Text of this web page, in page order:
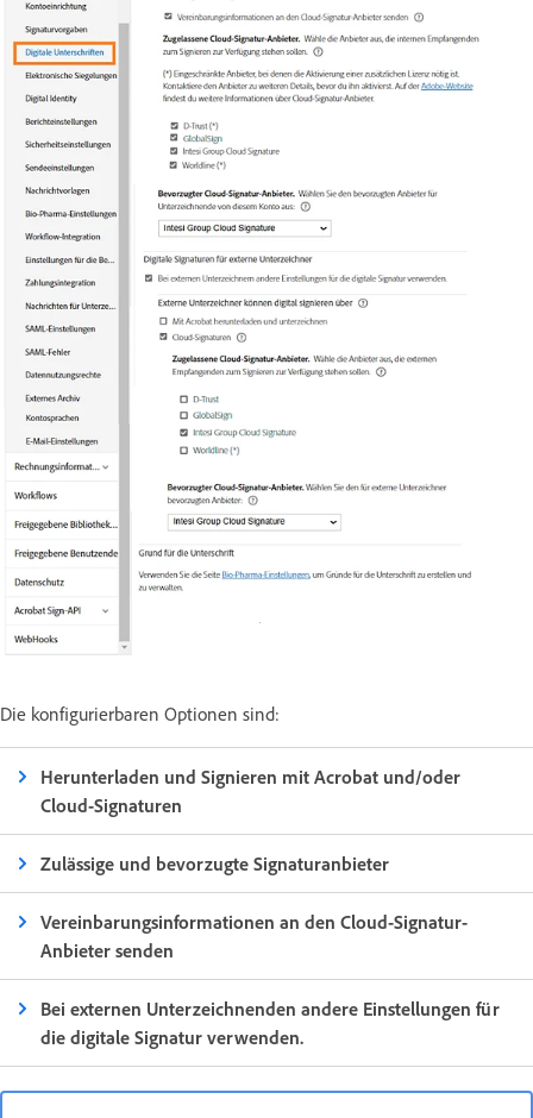
Die konfigurierbaren Optionen sind:
Herunterladen und Signieren mit Acrobat und/oder
Cloud-Signaturen
Zulässige und bevorzugte Signaturanbieter
Vereinbarungsinformationen an den Cloud-Signatur-
Anbieter senden
Bei externen Unterzeichnenden andere Einstellungen für
die digitale Signatur verwenden.